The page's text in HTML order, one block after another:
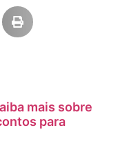
mais sobre
para